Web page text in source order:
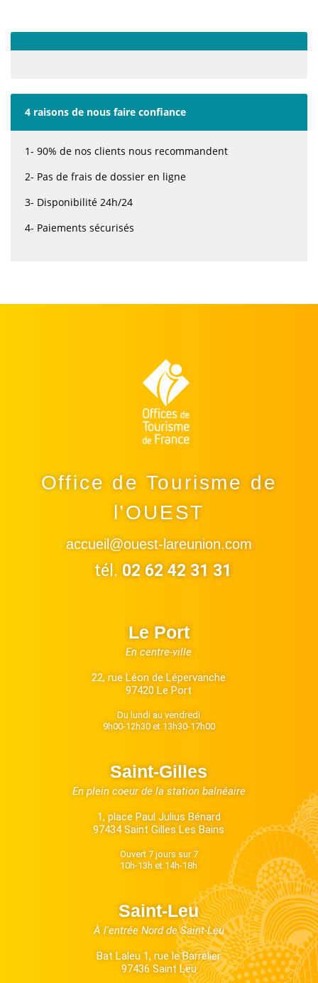
4 raisons de nous faire confiance
1- 90% de nos clients nous recommandent
2- Pas de frais de dossier en ligne
3- Disponibilité 24h/24
4- Paiements sécurisés
Office de Tourisme de
l’OUEST
accueil@ouest-lareunion.com
tél. 02 62 42 31 31
Le Port
En centre-ville
22, rue Léon de Lépervanche
97420 Le Port
Du lundi au vendredi
9h00-12h30 et 13h30-17h00
Saint-Gilles
En plein coeur de la station balnéaire
1, place Paul Julius Bénard
97434 Saint Gilles Les Bains
Ouvert 7 jours sur 7
10h-13h et 14h-18h
Saint-Leu
À l'entrée Nord de Saint-Leu
Bat Laleu 1, rue le Barrelier
97436 Saint Leu